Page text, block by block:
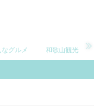
なグルメ 和歌山観光